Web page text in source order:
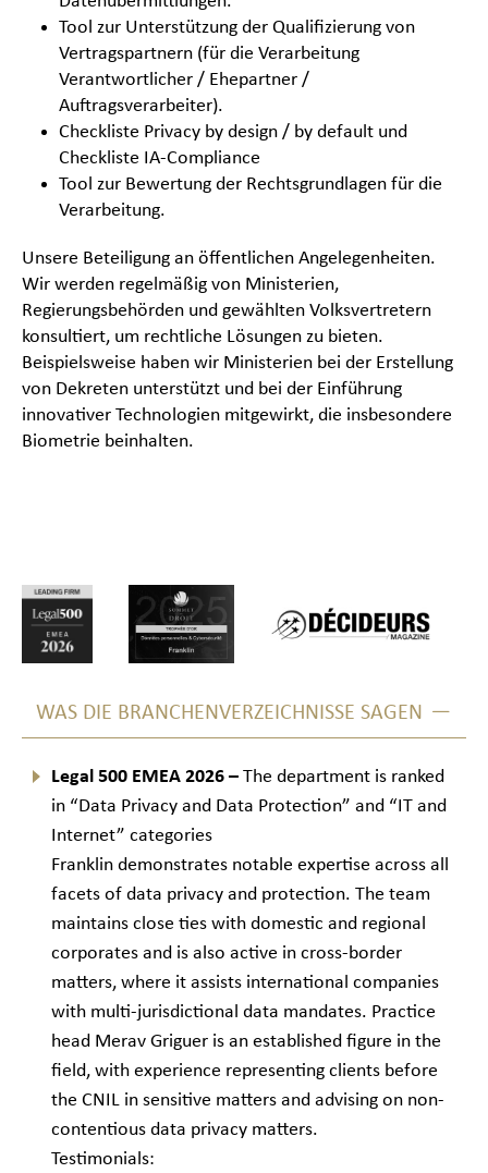
Tool zur Unterstützung der Qualifizierung von
Vertragspartnern (für die Verarbeitung
Verantwortlicher / Ehepartner /
Auftragsverarbeiter).
Checkliste Privacy by design / by default und
Checkliste IA-Compliance
Tool zur Bewertung der Rechtsgrundlagen für die
Verarbeitung.
Unsere Beteiligung an öffentlichen Angelegenheiten.
Wir werden regelmäßig von Ministerien,
Regierungsbehörden und gewählten Volksvertretern
konsultiert, um rechtliche Lösungen zu bieten.
Beispielsweise haben wir Ministerien bei der Erstellung
von Dekreten unterstützt und bei der Einführung
innovativer Technologien mitgewirkt, die insbesondere
Biometrie beinhalten.
WAS DIE BRANCHENVERZEICHNISSE SAGEN
Legal 500 EMEA 2026 – The department is ranked
in “Data Privacy and Data Protection” and “IT and
Internet” categories
Franklin demonstrates notable expertise across all
facets of data privacy and protection. The team
maintains close ties with domestic and regional
corporates and is also active in cross-border
matters, where it assists international companies
with multi-jurisdictional data mandates. Practice
head Merav Griguer is an established figure in the
field, with experience representing clients before
the CNIL in sensitive matters and advising on non-
contentious data privacy matters.
Testimonials: